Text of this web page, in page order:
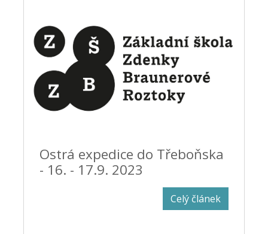
Ostrá expedice do Třeboňska
- 16. - 17.9. 2023
Celý článek